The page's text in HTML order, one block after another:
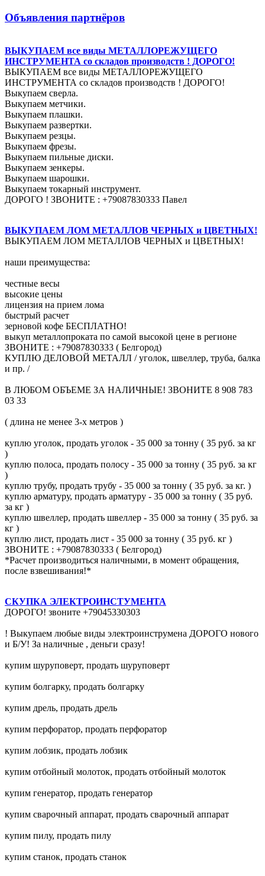
Объявления партнёров
ВЫКУПАЕМ все виды МЕТАЛЛОРЕЖУЩЕГО
ИНСТРУМЕНТА со складов производств ! ДОРОГО!
ВЫКУПАЕМ все виды МЕТАЛЛОРЕЖУЩЕГО
ИНСТРУМЕНТА со складов производств ! ДОРОГО!
Выкупаем сверла.
Выкупаем метчики.
Выкупаем плашки.
Выкупаем развертки.
Выкупаем резцы.
Выкупаем фрезы.
Выкупаем пильные диски.
Выкупаем зенкеры.
Выкупаем шарошки.
Выкупаем токарный инструмент.
ДОРОГО ! ЗВОНИТЕ : +79087830333 Павел
ВЫКУПАЕМ ЛОМ МЕТАЛЛОВ ЧЕРНЫХ и ЦВЕТНЫХ!
ВЫКУПАЕМ ЛОМ МЕТАЛЛОВ ЧЕРНЫХ и ЦВЕТНЫХ!
наши преимущества:
честные весы
высокие цены
лицензия на прием лома
быстрый расчет
зерновой кофе БЕСПЛАТНО!
выкуп металлопроката по самой высокой цене в регионе
ЗВОНИТЕ : +79087830333 ( Белгород)
КУПЛЮ ДЕЛОВОЙ МЕТАЛЛ / уголок, швеллер, труба, балка
и пр. /
В ЛЮБОМ ОБЪЕМЕ ЗА НАЛИЧНЫЕ! ЗВОНИТЕ 8 908 783
03 33
( длина не менее 3-х метров )
куплю уголок, продать уголок - 35 000 за тонну ( 35 руб. за кг
)
куплю полоса, продать полосу - 35 000 за тонну ( 35 руб. за кг
)
куплю трубу, продать трубу - 35 000 за тонну ( 35 руб. за кг. )
куплю арматуру, продать арматуру - 35 000 за тонну ( 35 руб.
за кг )
куплю швеллер, продать швеллер - 35 000 за тонну ( 35 руб. за
кг )
куплю лист, продать лист - 35 000 за тонну ( 35 руб. кг )
ЗВОНИТЕ : +79087830333 ( Белгород)
*Расчет производиться наличными, в момент обращения,
после взвешивания!*
СКУПКА ЭЛЕКТРОИНСТУМЕНТА
ДОРОГО! звоните +79045330303
! Выкупаем любые виды электроинструмена ДОРОГО нового
и Б/У! За наличные , деньги сразу!
купим шуруповерт, продать шуруповерт
купим болгарку, продать болгарку
купим дрель, продать дрель
купим перфоратор, продать перфоратор
купим лобзик, продать лобзик
купим отбойный молоток, продать отбойный молоток
купим генератор, продать генератор
купим сварочный аппарат, продать сварочный аппарат
купим пилу, продать пилу
купим станок, продать станок